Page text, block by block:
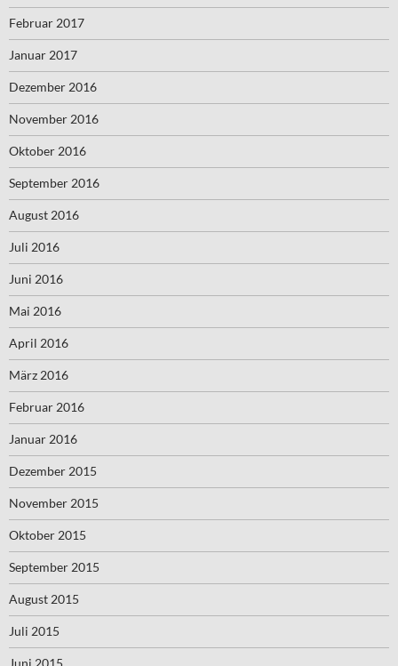
Februar 2017
Januar 2017
Dezember 2016
November 2016
Oktober 2016
September 2016
August 2016
Juli 2016
Juni 2016
Mai 2016
April 2016
März 2016
Februar 2016
Januar 2016
Dezember 2015
November 2015
Oktober 2015
September 2015
August 2015
Juli 2015